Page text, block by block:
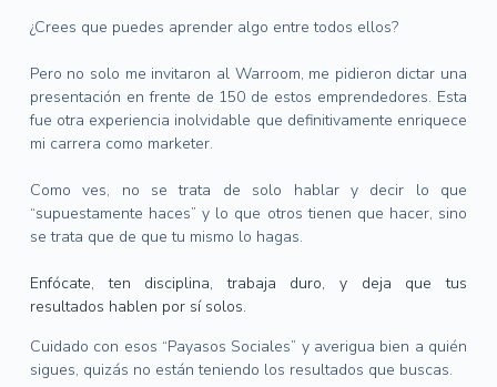
¿Crees que puedes aprender algo entre todos ellos?
Pero no solo me invitaron al Warroom, me pidieron dictar una
presentación en frente de 150 de estos emprendedores. Esta
fue otra experiencia inolvidable que definitivamente enriquece
mi carrera como marketer.
Como ves, no se trata de solo hablar y decir lo que
“supuestamente haces” y lo que otros tienen que hacer, sino
se trata que de que tu mismo lo hagas.
Enfócate, ten disciplina, trabaja duro, y deja que tus
resultados hablen por sí solos.
Cuidado con esos “Payasos Sociales” y averigua bien a quién
sigues, quizás no están teniendo los resultados que buscas.